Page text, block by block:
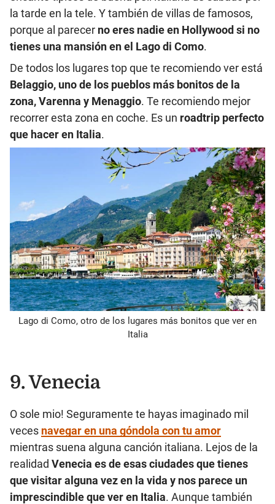
la tarde en la tele. Y también de villas de famosos,
porque al parecer no eres nadie en Hollywood si no
tienes una mansión en el Lago di Como.
De todos los lugares top que te recomiendo ver está
Belaggio, uno de los pueblos más bonitos de la
zona, Varenna y Menaggio. Te recomiendo mejor
recorrer esta zona en coche. Es un roadtrip perfecto
que hacer en Italia.
Lago di Como, otro de los lugares más bonitos que ver en
Italia
9. Venecia
O sole mio! Seguramente te hayas imaginado mil
veces navegar en una góndola con tu amor
mientras suena alguna canción italiana. Lejos de la
realidad Venecia es de esas ciudades que tienes
que visitar alguna vez en la vida y nos parece un
imprescindible que ver en Italia. Aunque también